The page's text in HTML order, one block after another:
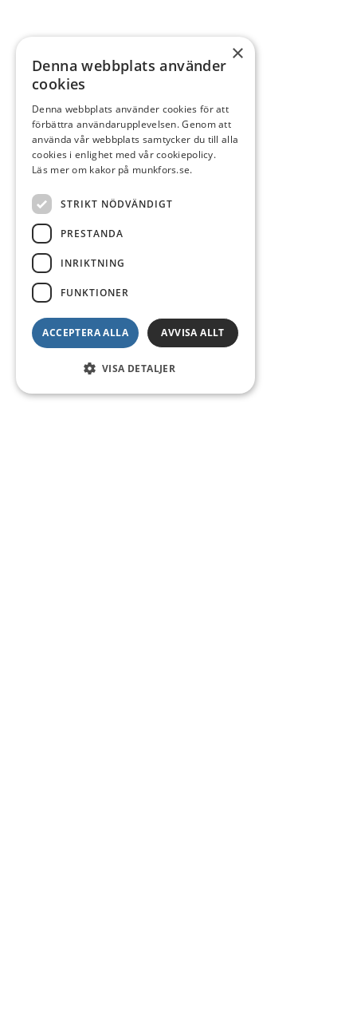
×
Denna webbplats använder
cookies
Denna webbplats använder cookies för att
förbättra användarupplevelsen. Genom att
använda vår webbplats samtycker du till alla
cookies i enlighet med vår cookiepolicy.
Läs mer om kakor på munkfors.se.
STRIKT NÖDVÄNDIGT
PRESTANDA
INRIKTNING
FUNKTIONER
ACCEPTERA ALLA AVVISA ALLT
VISA DETALJER